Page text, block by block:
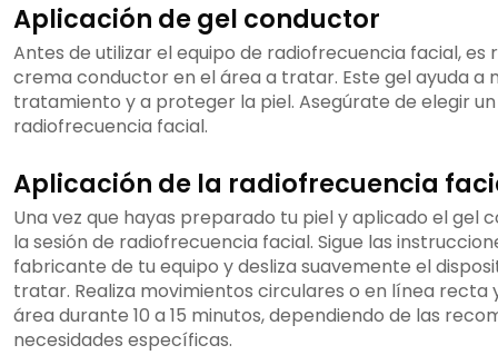
Aplicación de gel conductor
Antes de utilizar el equipo de radiofrecuencia facial,
crema conductor en el área a tratar. Este gel ayuda a
tratamiento y a proteger la piel. Asegúrate de elegir
radiofrecuencia facial.
Aplicación de la radiofrecuencia
Una vez que hayas preparado tu piel y aplicado el gel
la sesión de radiofrecuencia facial. Sigue las
fabricante de tu equipo y desliza suavemente el
tratar. Realiza movimientos circulares o en línea recta
área durante 10 a 15 minutos, dependiendo de las
necesidades específicas.